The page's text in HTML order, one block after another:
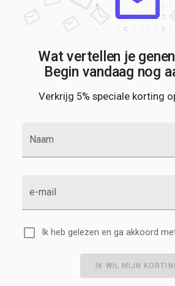
Wat vertellen je
Begin vandaag nog
Verkrijg 5% speciale korting
Naam
e-mail
Ik heb gelezen en ga akkoord
IK WIL MIJN